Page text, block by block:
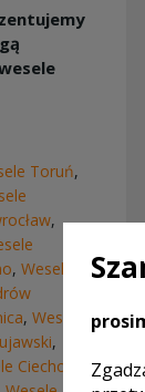
Toruń,
,
, Wesele
, Wesele
,
Ciechocin